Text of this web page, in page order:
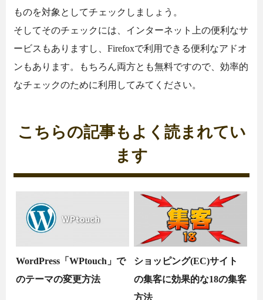
ものを対象としてチェックしましょう。
そしてそのチェックには、インターネット上の便利なサ
ービスもありますし、Firefoxで利用できる便利なアドオ
ンもあります。もちろん両方とも無料ですので、効率的
なチェックのために利用してみてください。
こちらの記事もよく読まれてい
ます
WordPress「WPtouch」で
のテーマの変更方法
ショッピング(EC)サイト
の集客に効果的な18の集客
方法